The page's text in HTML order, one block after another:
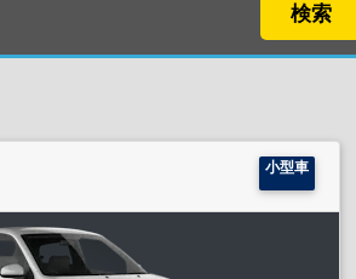
検索
小型車